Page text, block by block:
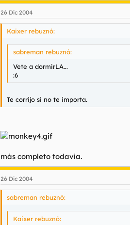
26 Dic 2004
Kaixer rebuznó:
sabreman rebuznó:
Vete a dormirLA...
:6
Te corrijo si no te importa.
más completo todavía.
26 Dic 2004
sabreman rebuznó:
Kaixer rebuznó: